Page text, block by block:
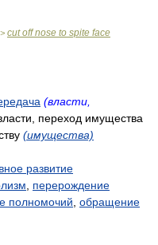
> cut off nose to spite face
(власти,
переход имущества
(имущества)
развитие
перерождение
полномочий обращение